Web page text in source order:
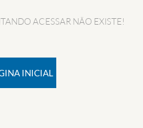
ACESSAR NÃO EXISTE!
INICIAL